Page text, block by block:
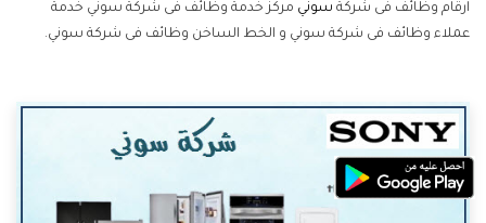
ارقام وظائف فى شركة سوني مركز خدمة وظائف فى شركة سوني خدمة
عملاء وظائف فى شركة سوني و الخط الساخن وظائف فى شركة سوني.